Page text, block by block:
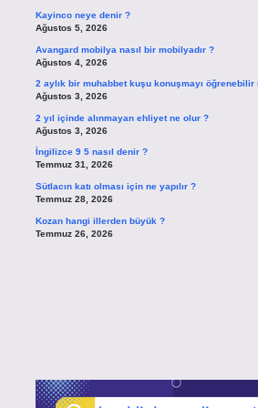
Kayinco neye denir ?
Ağustos 5, 2026
Avangard mobilya nasıl bir mobilyadır ?
Ağustos 4, 2026
2 aylık bir muhabbet kuşu konuşmayı öğrenebilir
Ağustos 3, 2026
2 yıl içinde alınmayan ehliyet ne olur ?
Ağustos 3, 2026
İngilizce 9 5 nasıl denir ?
Temmuz 31, 2026
Sütlacın katı olması için ne yapılır ?
Temmuz 28, 2026
Kozan hangi illerden büyük ?
Temmuz 26, 2026